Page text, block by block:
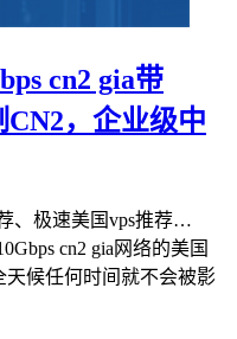
cn2 gia带
，企业级中
、极速美国vps推荐…
cn2 gia网络的美国
天候任何时间就不会被影